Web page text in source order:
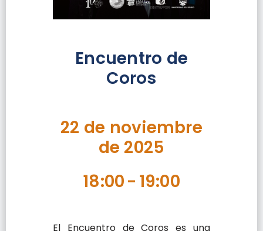
Encuentro de
Coros
22 de noviembre
de 2025
18:00- 19:00
El Encuentro de Coros es una